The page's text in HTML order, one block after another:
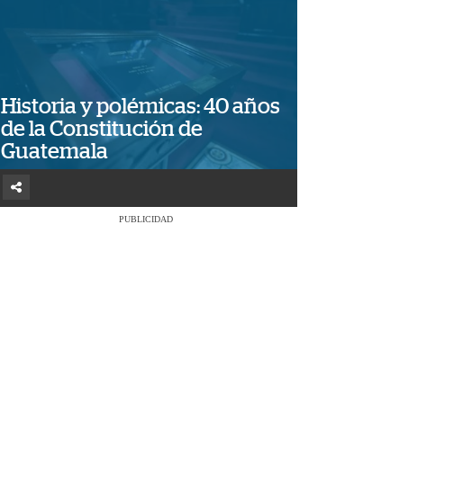
Historia y polémicas: 40 años
de la Constitución de
Guatemala
PUBLICIDAD